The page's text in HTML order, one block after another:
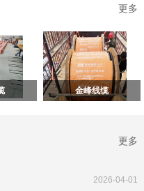
更多
金峰线缆
更多
2026-04-01